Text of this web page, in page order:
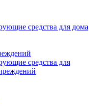
средства для дома
средства для